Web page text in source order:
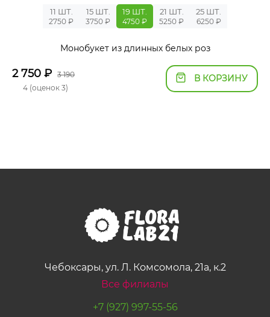
11 ШТ.
2750 ₽
15 ШТ.
3750 ₽
19 ШТ.
4750 ₽
21 ШТ.
5250 ₽
25 ШТ.
6250 ₽
Монобукет из длинных белых роз
2 750 ₽ 3 190
4 (оценок 3)
В КОРЗИНУ
Чебоксары, ул. Л. Комсомола, 21а, к.2
Все филиалы
+7 (927) 997-55-56